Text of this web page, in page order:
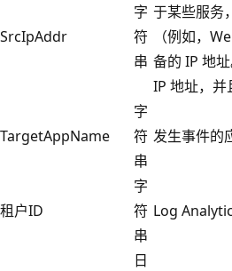
SrcIpAddr
字
符
串
于某些服务
（例如，
备的 IP 地
IP 地址，并
TargetAppName
字
符
串
发生事件的
租户ID
字
符
串
Log
日